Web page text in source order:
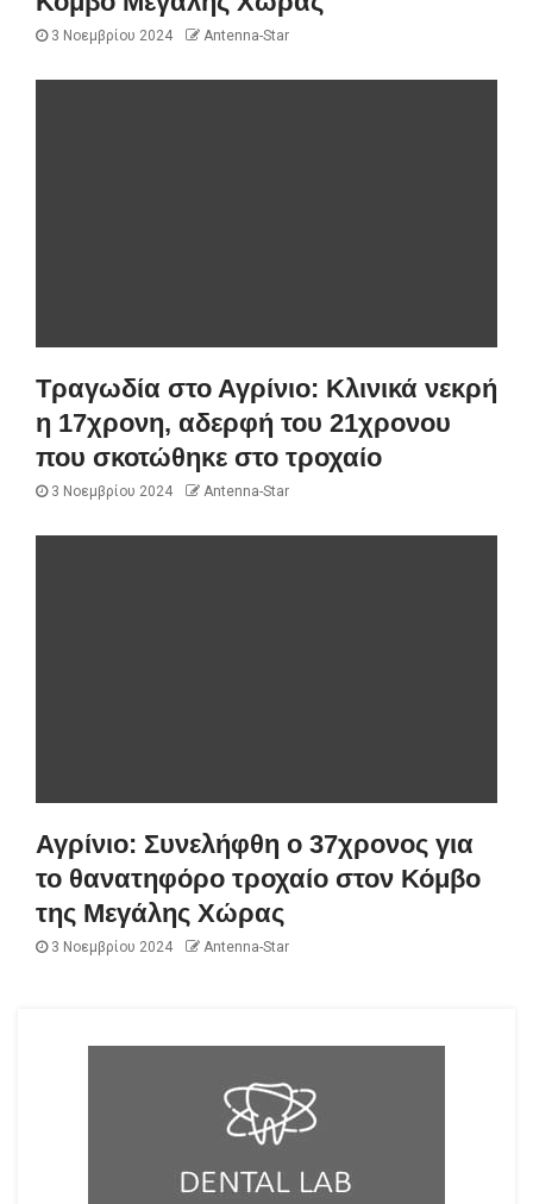
3 Νοεμβρίου 2024 Antenna-Star
Τραγωδία στο Αγρίνιο: Κλινικά νεκρή
η 17χρονη, αδερφή του 21χρονου
που σκοτώθηκε στο τροχαίο
3 Νοεμβρίου 2024 Antenna-Star
Αγρίνιο: Συνελήφθη ο 37χρονος για
το θανατηφόρο τροχαίο στον Κόμβο
της Μεγάλης Χώρας
3 Νοεμβρίου 2024 Antenna-Star